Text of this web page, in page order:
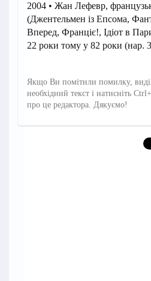
2004 • Жан Лефевр,
(Джентельмен із Епсома,
Вперед, Франціє!, Ідіот в
22 роки тому у 82 роки (нар.
Якщо Ви помітили помилку,
необхідний текст і натисніть
про це редактора. Дякуємо!